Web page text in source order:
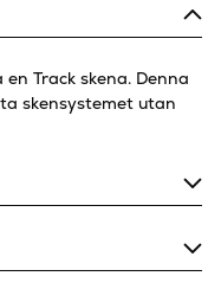
Track skena. Denna
skensystemet utan
24